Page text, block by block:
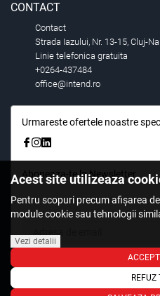
CONTACT
Contact
Strada Iazului, Nr. 13-15, Cluj-
Linie telefonica gratuita
+0264-437484
office@intend.ro
Urmareste ofertele noastre
Aboneaza-te la Newsletter
Fii primul care stie. Inscrieti-vă
© 2026,
Acest site utilizeaza
Pentru scopuri precum afișarea
module cookie sau tehnologii
tehnologii similare. Află in
despre cookie-uri, inclusiv despre
Vezi detalii
REFUZ